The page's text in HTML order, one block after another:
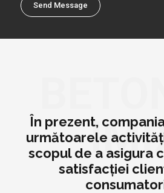
Send Message
În prezent,
următoarele
scopul de a asigura
satisfacției